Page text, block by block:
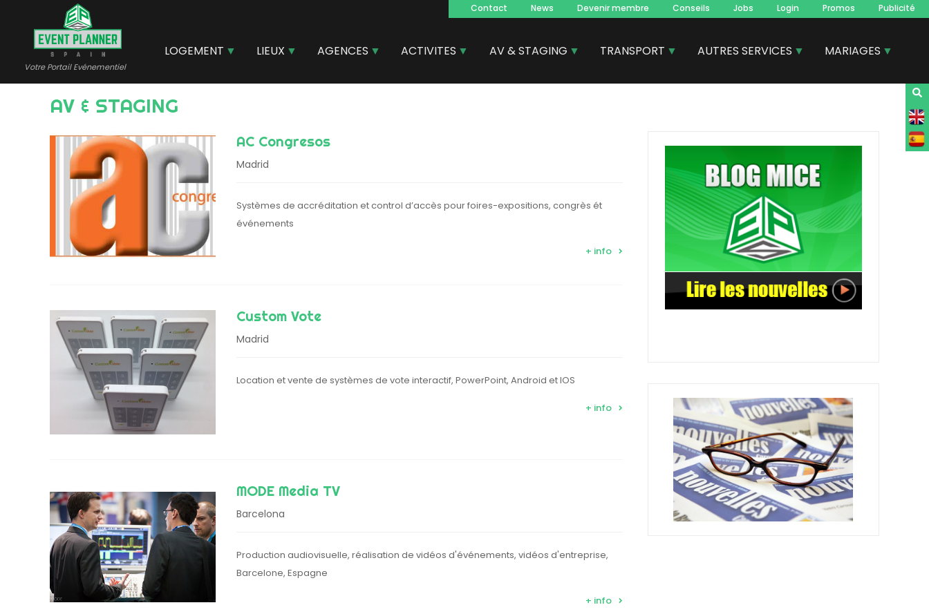
contenu
principal
Votre Portail Evénementiel
Navegacion
principal
Contact News Devenir membre Conseils Jobs Login Promos Publicité
LOGEMENT LIEUX AGENCES ACTIVITES AV & STAGING TRANSPORT AUTRES SERVICES MARIAGES
AV & STAGING
AC Congresos
Madrid
Systèmes de accréditation et control d’accès pour foires-expositions, congrès ét
événements
+ info
Custom Vote
Madrid
Location et vente de systèmes de vote interactif, PowerPoint, Android et IOS
+ info
MODE Media TV
Barcelona
Production audiovisuelle, réalisation de vidéos d'événements, vidéos d'entreprise,
Barcelone, Espagne
+ info